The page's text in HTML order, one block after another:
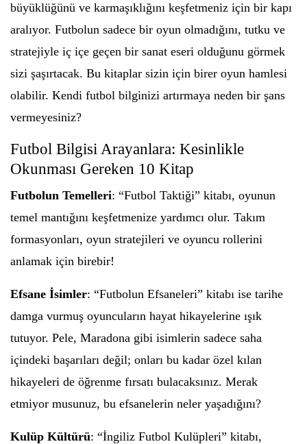
büyüklüğünü ve karmaşıklığını keşfetmeniz için bir kapı
aralıyor. Futbolun sadece bir oyun olmadığını, tutku ve
stratejiyle iç içe geçen bir sanat eseri olduğunu görmek
sizi şaşırtacak. Bu kitaplar sizin için birer oyun hamlesi
olabilir. Kendi futbol bilginizi artırmaya neden bir şans
vermeyesiniz?
Futbol Bilgisi Arayanlara: Kesinlikle
Okunması Gereken 10 Kitap
Futbolun Temelleri: “Futbol Taktiği” kitabı, oyunun
temel mantığını keşfetmenize yardımcı olur. Takım
formasyonları, oyun stratejileri ve oyuncu rollerini
anlamak için birebir!
Efsane İsimler: “Futbolun Efsaneleri” kitabı ise tarihe
damga vurmuş oyuncuların hayat hikayelerine ışık
tutuyor. Pele, Maradona gibi isimlerin sadece saha
içindeki başarıları değil; onları bu kadar özel kılan
hikayeleri de öğrenme fırsatı bulacaksınız. Merak
etmiyor musunuz, bu efsanelerin neler yaşadığını?
Kulüp Kültürü: “İngiliz Futbol Kulüpleri” kitabı,